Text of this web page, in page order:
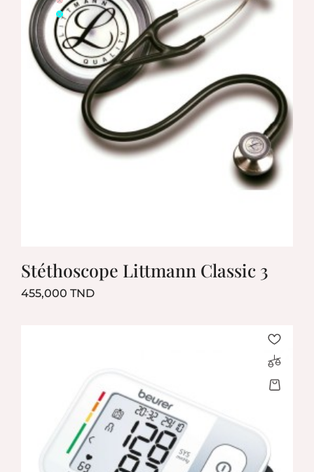
Stéthoscope Littmann Classic 3
455,000 TNDPrix